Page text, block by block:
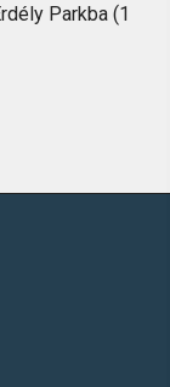
Parkba (1